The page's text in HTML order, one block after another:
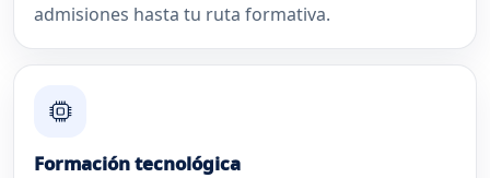
admisiones hasta tu ruta formativa.
Formación tecnológica